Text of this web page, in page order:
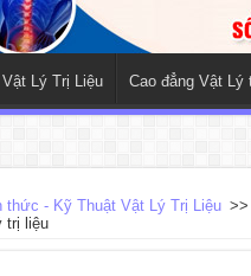
Lý Trị Liệu Cao đẳng Vật Lý
thức - Kỹ Thuật Vật Lý Trị Liệu >>
trị liệu